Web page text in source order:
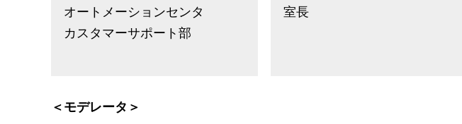
オートメーションセンタ
カスタマーサポート部
室長
＜モデレータ＞